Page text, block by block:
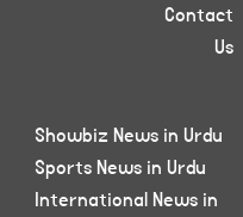
Contact
Us
Showbiz News in Urdu
Sports News in Urdu
International News in